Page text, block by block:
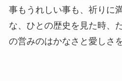
事もうれしい事も、祈りに
な、ひとの歴史を見た時、
の営みのはかなさと愛しさ